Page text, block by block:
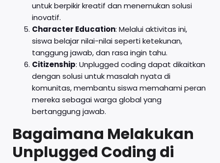
untuk berpikir kreatif dan menemukan solusi
inovatif.
Character Education: Melalui aktivitas ini,
siswa belajar nilai-nilai seperti ketekunan,
tanggung jawab, dan rasa ingin tahu.
Citizenship: Unplugged coding dapat dikaitkan
dengan solusi untuk masalah nyata di
komunitas, membantu siswa memahami peran
mereka sebagai warga global yang
bertanggung jawab.
Bagaimana Melakukan
Unplugged Coding di